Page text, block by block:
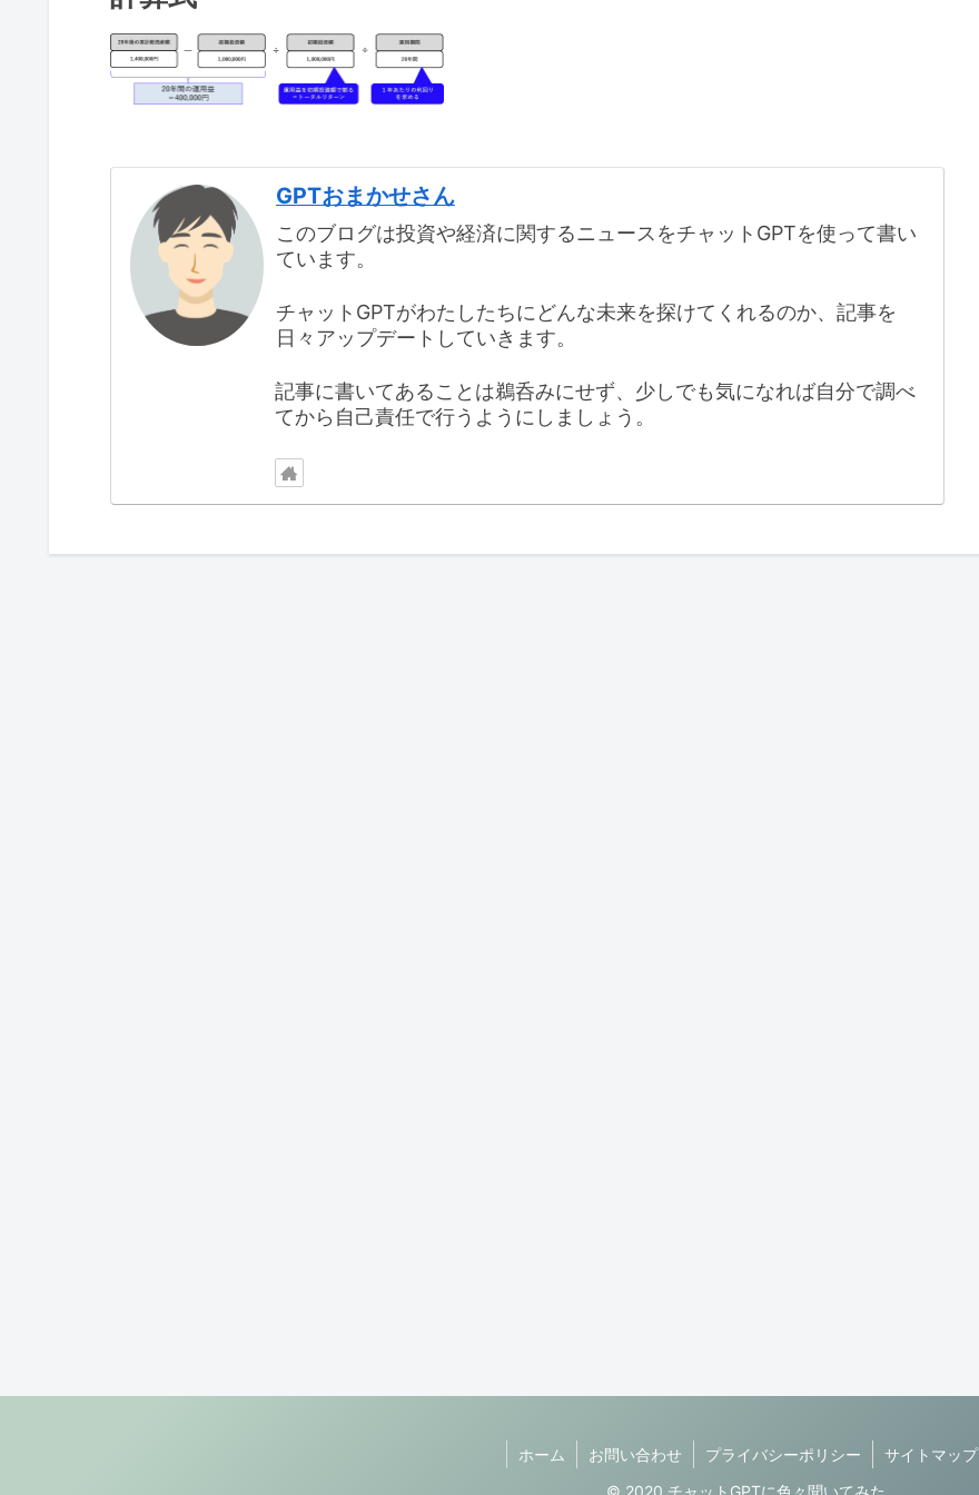
GPTおまかせさん
このブログは投資や経済に関するニュースをチャットGPTを使って書い
ています。
チャットGPTがわたしたちにどんな未来を探けてくれるのか、記事を
日々アップデートしていきます。
記事に書いてあることは鵜呑みにせず、少しでも気になれば自分で調べ
てから自己責任で行うようにしましょう。
ホーム お問い合わせ プライバシーポリシー
サイトマップ